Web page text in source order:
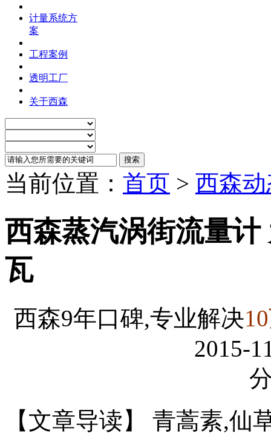
计量系统方
案
工程案例
透明工厂
关于西森
当前位置： 首页 > 西森
西森蒸汽涡街流量
瓦
西森9年口碑,专业解决
2015-
【文章导读】 青蒿素,